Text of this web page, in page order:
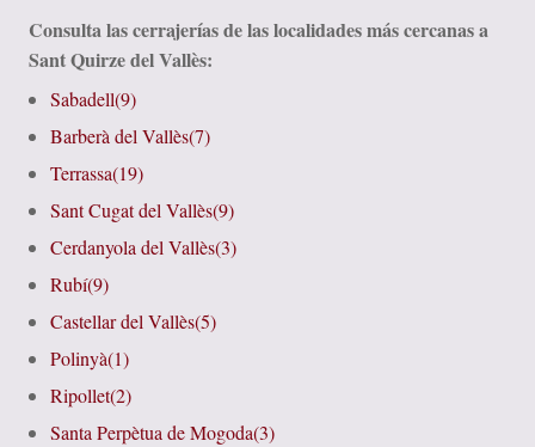
Consulta las cerrajerías de las localidades más cercanas a
Sant Quirze del Vallès:
Sabadell(9)
Barberà del Vallès(7)
Terrassa(19)
Sant Cugat del Vallès(9)
Cerdanyola del Vallès(3)
Rubí(9)
Castellar del Vallès(5)
Polinyà(1)
Ripollet(2)
Santa Perpètua de Mogoda(3)